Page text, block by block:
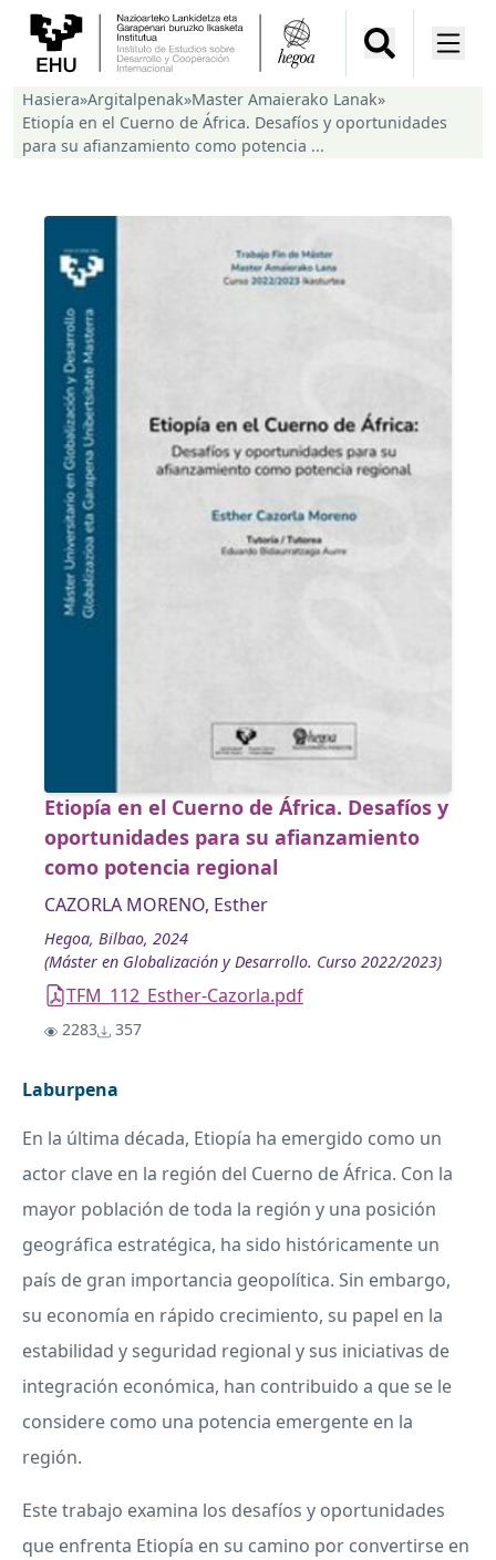
Hasiera»Argitalpenak»Master Amaierako Lanak»
Etiopía en el Cuerno de África. Desafíos y oportunidades
para su afianzamiento como potencia ...
Etiopía en el Cuerno de África. Desafíos y
oportunidades para su afianzamiento
como potencia regional
CAZORLA MORENO, Esther
Hegoa, Bilbao, 2024
(Máster en Globalización y Desarrollo. Curso 2022/2023)
TFM_112_Esther-Cazorla.pdf
2283 357
Laburpena
En la última década, Etiopía ha emergido como un
actor clave en la región del Cuerno de África. Con la
mayor población de toda la región y una posición
geográfica estratégica, ha sido históricamente un
país de gran importancia geopolítica. Sin embargo,
su economía en rápido crecimiento, su papel en la
estabilidad y seguridad regional y sus iniciativas de
integración económica, han contribuido a que se le
considere como una potencia emergente en la
región.
Este trabajo examina los desafíos y oportunidades
que enfrenta Etiopía en su camino por convertirse en